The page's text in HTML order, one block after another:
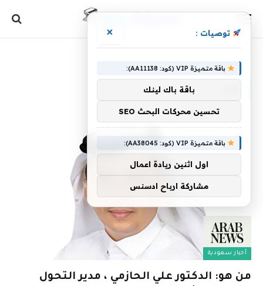
أخبار سعودية
من هو: الدكتور علي الحازمي ، مدير التحول
توصيات : ×
باقة متميزة VIP (كود: AA11138):
باقة باك لينك
تحسين محركات البحث SEO
باقة متميزة VIP (كود: AA38045):
اول اثنين ريادة اعمال
مشاركة ارباح ادسنس